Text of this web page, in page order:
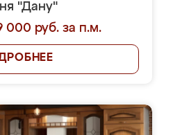
"Дану"
000 руб. за п.м.